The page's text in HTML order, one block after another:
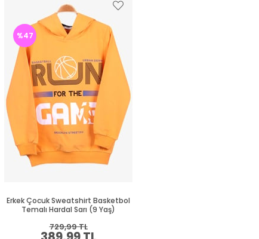
Erkek Çocuk Sweatshirt Basketbol
Temalı Hardal Sarı (9 Yaş)
729,99 TL
%47